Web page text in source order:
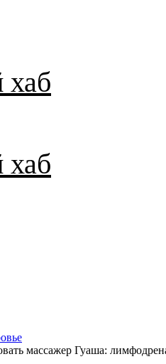
хаб
хаб
массажер Гуаша: